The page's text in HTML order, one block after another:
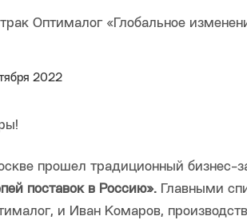
2022
прошел традиционный бизнес-
поставок в Россию». Главными
и Иван Комаров,